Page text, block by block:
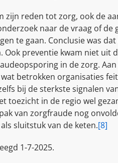
zijn reden tot zorg, ook de
naar de vraag of
te gaan. Conclusie was
preventie kwam niet uit
in de zorg.
betrokken organisaties
bij de sterkste signalen
toezicht in de regio wel
van zorgfraude nog
sluitstuk van de keten.[8]
1-7-2025.